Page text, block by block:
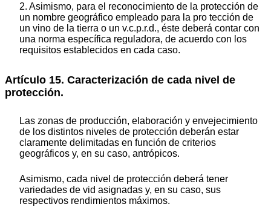
2. Asimismo, para el reconocimiento de la protección de
un nombre geográfico empleado para la pro tección de
un vino de la tierra o un v.c.p.r.d., éste deberá contar con
una norma específica reguladora, de acuerdo con los
requisitos establecidos en cada caso.
Artículo 15. Caracterización de cada nivel de
protección.
Las zonas de producción, elaboración y envejecimiento
de los distintos niveles de protección deberán estar
claramente delimitadas en función de criterios
geográficos y, en su caso, antrópicos.
Asimismo, cada nivel de protección deberá tener
variedades de vid asignadas y, en su caso, sus
respectivos rendimientos máximos.